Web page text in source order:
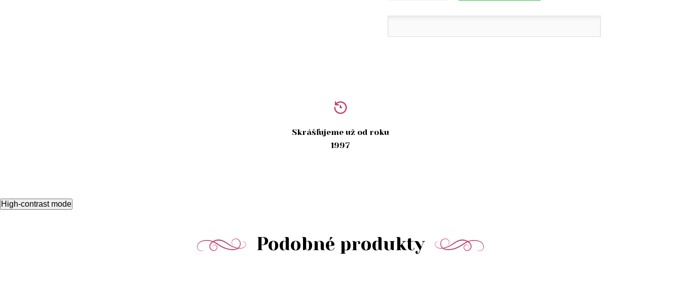
Skrášľujeme už od roku
1997
High-contrast mode
Podobné produkty